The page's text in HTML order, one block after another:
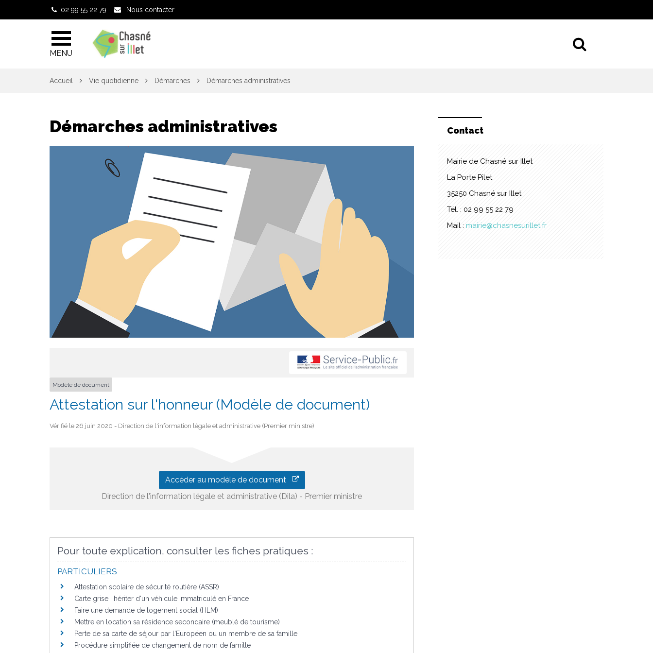
02 99 55 22 79 Nous contacter
MENU
Accueil Vie quotidienne Démarches Démarches administratives
Démarches administratives
Modèle de document
Attestation sur l'honneur (Modèle de document)
Vérifié le 26 juin 2020 - Direction de l'information légale et administrative (Premier ministre)
Accéder au modèle de document
Direction de l'information légale et administrative (Dila) - Premier ministre
Pour toute explication, consulter les fiches pratiques :
PARTICULIERS
Attestation scolaire de sécurité routière (ASSR)
Carte grise : hériter d'un véhicule immatriculé en France
Faire une demande de logement social (HLM)
Mettre en location sa résidence secondaire (meublé de tourisme)
Perte de sa carte de séjour par l'Européen ou un membre de sa famille
Procédure simplifiée de changement de nom de famille
Contact
Mairie de Chasné sur Illet
La Porte Pilet
35250 Chasné sur Illet
Tél. : 02 99 55 22 79
Mail : mairie@chasnesurillet.fr